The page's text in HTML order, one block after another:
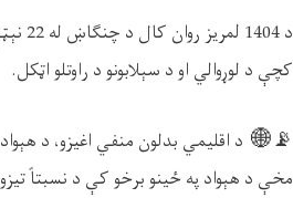
د1404 لمریز روان کال د چنګاښ له 22 نېټې څخه تر
کچې د لوړوالي او د سېلابونو د راوتلو اټکل.
📡🌐 د اقلیمي بدلون منفي اغیزو، د هېواد
مخې د هېواد په ځينو برخو کې د نسبتاً تیزو